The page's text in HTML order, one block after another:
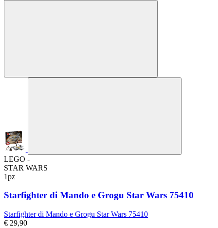
LEGO -
STAR WARS
1pz
Starfighter di Mando e Grogu Star Wars 75410
Starfighter di Mando e Grogu Star Wars 75410
€ 29,90